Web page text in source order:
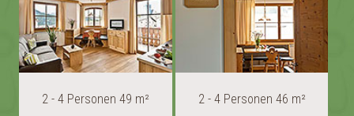
2 - 4 Personen 49 m²
2 - 4 Personen 46 m²